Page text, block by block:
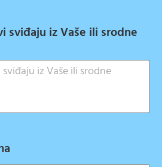
sviđaju iz Vaše ili srodne